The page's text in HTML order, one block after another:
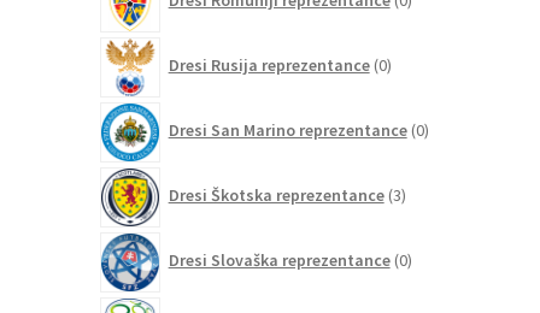
izdelkov
Dresi Rusija reprezentance 0izdelkov
Dresi San Marino reprezentance 0izdelkov
Dresi Škotska reprezentance 3izdelki
Dresi Slovaška reprezentance 0izdelkov